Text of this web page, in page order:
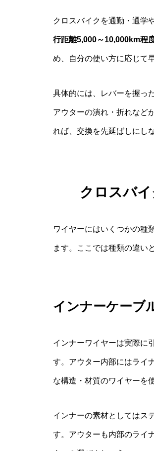
クロスバイクを通勤・通学
行距離5,000～10,000km程
め、自分の使い方に応じて
具体的には、レバーを握っ
アウターの潰れ・折れなど
れば、交換を先延ばしにし
クロスバ
ワイヤーにはいくつかの種
ます。ここでは種類の違い
インナーケーブ
インナーワイヤーは実際に
す。アウター内部にはライ
な構造・材質のワイヤーを
インナーの素材としてはス
す。アウターも内部のライ